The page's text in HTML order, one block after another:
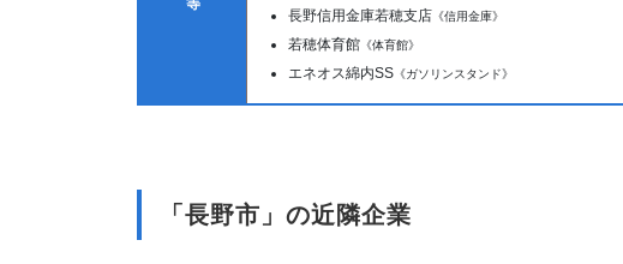
等
長野信用金庫若穂支店 《信用金庫》
若穂体育館 《体育館》
エネオス綿内SS 《ガソリンスタンド》
「長野市」の近隣企業